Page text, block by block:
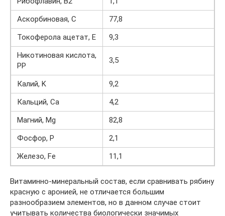
Аскорбиновая, С
77,8
Токоферола ацетат, Е
9,3
Никотиновая кислота,
PP
3,5
Калий, K
9,2
Кальций, Ca
4,2
Магний, Mg
82,8
Фосфор, P
2,1
Железо, Fe
11,1
Витаминно-минеральный состав, если сравнивать рябину
красную с аронией, не отличается большим
разнообразием элементов, но в данном случае стоит
учитывать количества биологически значимых